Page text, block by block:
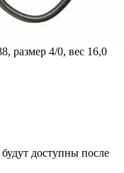
размер 4/0, вес 16,0
доступны после